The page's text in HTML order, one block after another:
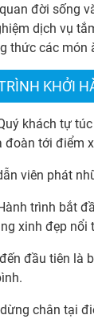
đời sống
dịch vụ
thức các
KHỞI
khách tự
đoàn tới điểm
viên phát
trình bắt
xinh đẹp nổi
đầu tiên là
chân tại